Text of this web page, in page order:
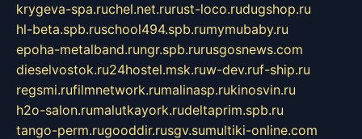
krygeva-spa.ruchel.net.rurust-loco.rudugshop.ru
hl-beta.spb.ruschool494.spb.rumymubaby.ru
epoha-metalband.rungr.spb.rurusgosnews.com
dieselvostok.ru24hostel.msk.ruw-dev.ruf-ship.ru
regsmi.rufilmnetwork.rumalinasp.rukinosvin.ru
h2o-salon.rumalutkayork.rudeltaprim.spb.ru
tango-perm.rugooddir.rusgv.sumultiki-online.com